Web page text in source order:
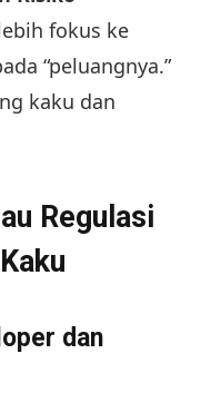
fokus ke
“peluangnya.”
kaku dan
Regulasi
dan